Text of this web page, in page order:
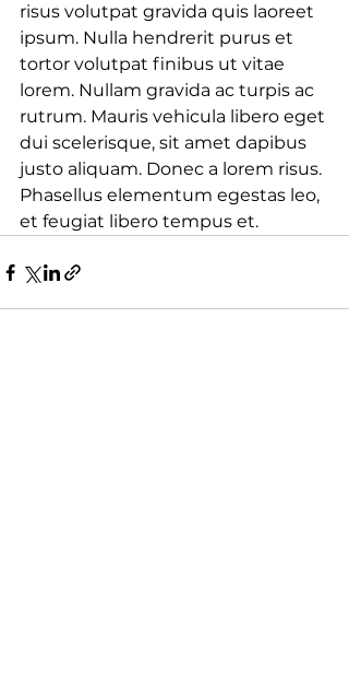
risus volutpat gravida quis laoreet
ipsum. Nulla hendrerit purus et
tortor volutpat finibus ut vitae
lorem. Nullam gravida ac turpis ac
rutrum. Mauris vehicula libero eget
dui scelerisque, sit amet dapibus
justo aliquam. Donec a lorem risus.
Phasellus elementum egestas leo,
et feugiat libero tempus et.